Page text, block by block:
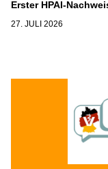
Erster HPAI-
27. JULI 2026